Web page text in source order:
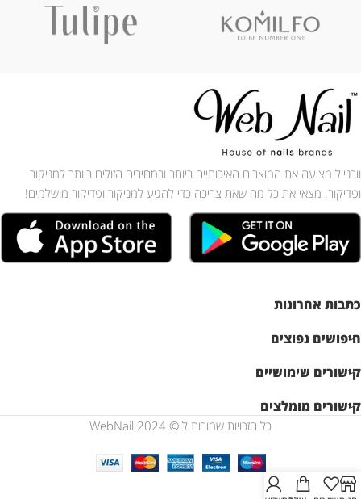
וובנייל מציעה את המוצרים האיכותיים ביותר ובמחירים הזולים ביותר למניקור
ופדיקור. מצאי את כל מה שאת צריכה כדי להגיע למניקור ופדיקור מושלמים!
כתבות אחרונות
חיפושים נפוצים
קישורים שימושיים
קישורים מומלצים
כל הזכויות שמורות ל © WebNail 2024